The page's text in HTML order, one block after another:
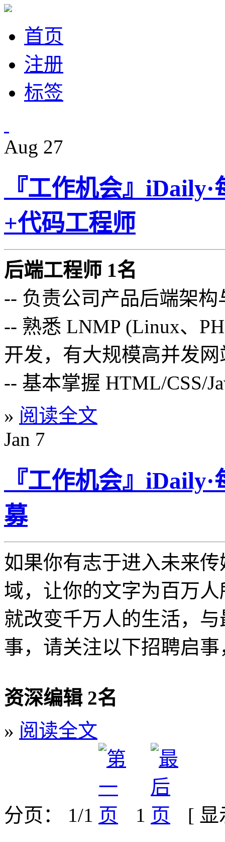
首页
注册
标签
Aug 27
『工作机会』
+代码工程师
后端工程师 1名
-- 负责公司产品后端架构
-- 熟悉 LNMP (Linux、
开发，有大规模高并发
-- 基本掌握 HTML/CSS/
» 阅读全文
Jan 7
『工作机会』
募
如果你有志于进入未来
域，让你的文字为百万
就改变千万人的生活，
事，请关注以下招聘启
资深编辑 2名
» 阅读全文
分页： 1/1 1 [